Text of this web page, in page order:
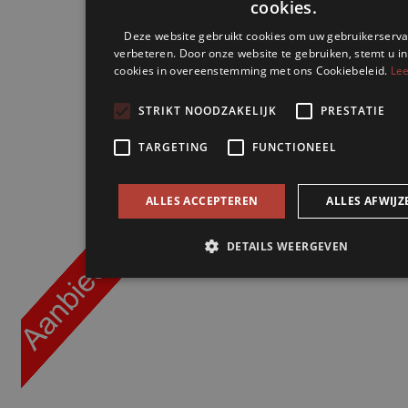
cookies.
Deze website gebruikt cookies om uw
verbeteren. Door onze website te gebruiken, stemt u
cookies in overeenstemming met ons Cookiebeleid.
STRIKT NOODZAKELIJK PRESTATIE
TARGETING FUNCTIONEEL
ALLES ACCEPTEREN ALLES
DETAILS WEERGEVEN